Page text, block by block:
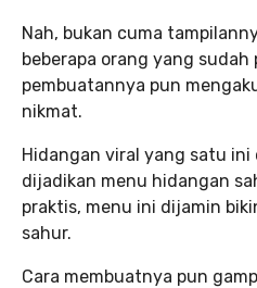
Nah, bukan cuma
beberapa orang yang
pembuatannya pun
nikmat.
Hidangan viral yang satu
dijadikan menu hidangan
praktis, menu ini dijamin
sahur.
Cara membuatnya pun